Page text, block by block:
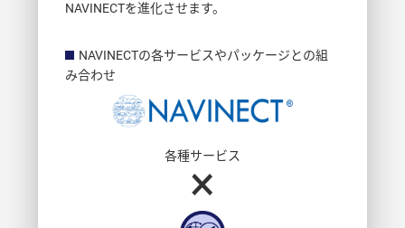
NAVINECTを進化させます。
NAVINECTの各サービスやパッケージとの組
み合わせ
各種サービス